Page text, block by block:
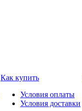
Как купить
Условия оплаты
Условия доставки